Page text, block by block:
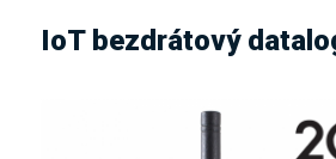
IoT bezdrátový